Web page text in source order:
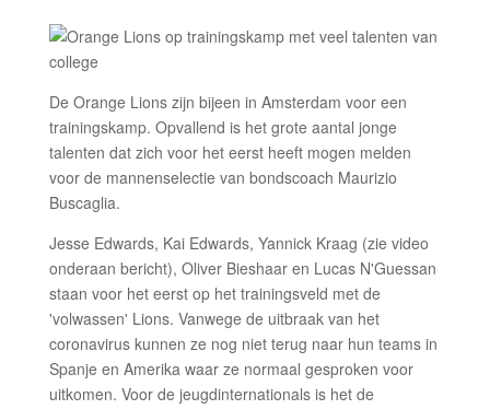
De Orange Lions zijn bijeen in Amsterdam voor een
trainingskamp. Opvallend is het grote aantal jonge
talenten dat zich voor het eerst heeft mogen melden
voor de mannenselectie van bondscoach Maurizio
Buscaglia.
Jesse Edwards, Kai Edwards, Yannick Kraag (zie video
onderaan bericht), Oliver Bieshaar en Lucas N'Guessan
staan voor het eerst op het trainingsveld met de
'volwassen' Lions. Vanwege de uitbraak van het
coronavirus kunnen ze nog niet terug naar hun teams in
Spanje en Amerika waar ze normaal gesproken voor
uitkomen. Voor de jeugdinternationals is het de